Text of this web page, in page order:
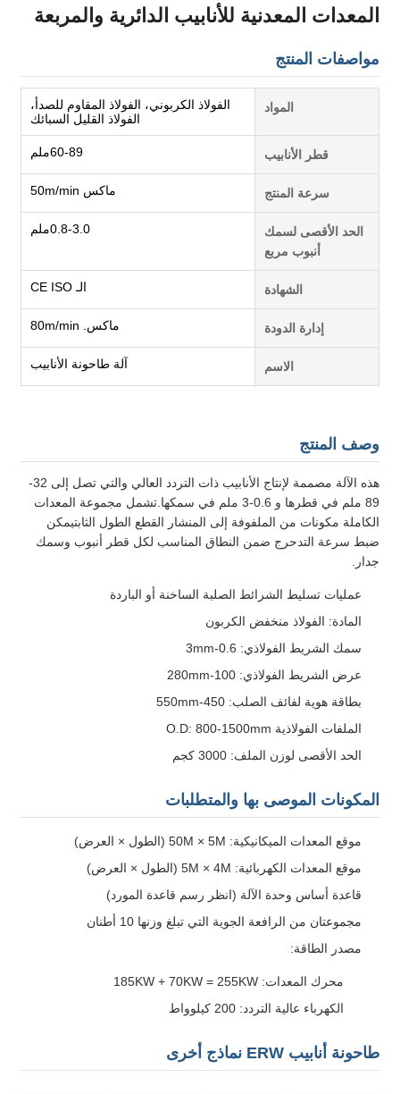
المعدات المعدنية للأنابيب الدائرية والمربعة
مواصفات المنتج
المواد
الفولاذ الكربوني، الفولاذ المقاوم للصدأ،
الفولاذ القليل السبائك
قطر الأنابيب 60-89ملم
سرعة المنتج ماكس 50m/min
الحد الأقصى لسمك
أنبوب مربع
0.8-3.0ملم
الشهادة الـ CE ISO
إدارة الدودة ماكس. 80m/min
الاسم آلة طاحونة الأنابيب
وصف المنتج
هذه الآلة مصممة لإنتاج الأنابيب ذات التردد العالي والتي تصل إلى 32-
89 ملم في قطرها و 0.6-3 ملم في سمكها.تشمل مجموعة المعدات
الكاملة مكونات من الملفوفة إلى المنشار القطع الطول الثابتيمكن
ضبط سرعة التدحرج ضمن النطاق المناسب لكل قطر أنبوب وسمك
جدار.
عمليات تسليط الشرائط الصلبة الساخنة أو الباردة
المادة: الفولاذ منخفض الكربون
سمك الشريط الفولاذي: 0.6-3mm
عرض الشريط الفولاذي: 100-280mm
بطاقة هوية لفائف الصلب: 450-550mm
الملفات الفولاذية O.D: 800-1500mm
الحد الأقصى لوزن الملف: 3000 كجم
المكونات الموصى بها والمتطلبات
موقع المعدات الميكانيكية: 50M × 5M (الطول × العرض)
موقع المعدات الكهربائية: 5M × 4M (الطول × العرض)
قاعدة أساس وحدة الآلة (انظر رسم قاعدة المورد)
مجموعتان من الرافعة الجوية التي تبلغ وزنها 10 أطنان
مصدر الطاقة:
محرك المعدات: 185KW + 70KW = 255KW
الكهرباء عالية التردد: 200 كيلوواط
طاحونة أنابيب ERW نماذج أخرى